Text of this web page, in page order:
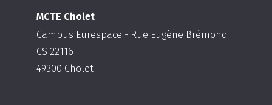
MCTE Cholet
Campus Eurespace - Rue Eugène Brémond
CS 22116
49300 Cholet